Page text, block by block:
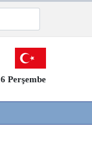
Perşembe